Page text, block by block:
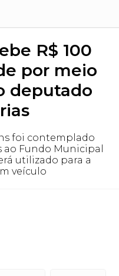
R$ 100
por meio
deputado
foi contemplado
ao Fundo Municipal
utilizado para a
veículo